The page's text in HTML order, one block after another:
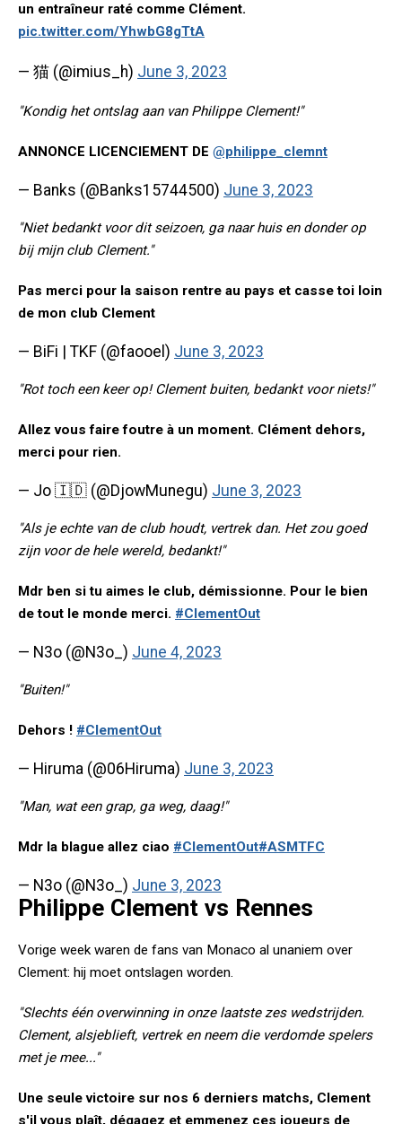
un entraîneur raté comme Clément.
pic.twitter.com/YhwbG8gTtA
— ‏猫 (@imius_h) June 3, 2023
"Kondig het ontslag aan van Philippe Clement!"
ANNONCE LICENCIEMENT DE @philippe_clemnt
— Banks (@Banks15744500) June 3, 2023
"Niet bedankt voor dit seizoen, ga naar huis en donder op
bij mijn club Clement."
Pas merci pour la saison rentre au pays et casse toi loin
de mon club Clement
— BiFi | TKF (@faooel) June 3, 2023
"Rot toch een keer op! Clement buiten, bedankt voor niets!"
Allez vous faire foutre à un moment. Clément dehors,
merci pour rien.
— Jo 🇮🇩 (@DjowMunegu) June 3, 2023
"Als je echte van de club houdt, vertrek dan. Het zou goed
zijn voor de hele wereld, bedankt!"
Mdr ben si tu aimes le club, démissionne. Pour le bien
de tout le monde merci. #ClementOut
— N3o (@N3o_) June 4, 2023
"Buiten!"
Dehors ! #ClementOut
— Hiruma (@06Hiruma) June 3, 2023
"Man, wat een grap, ga weg, daag!"
Mdr la blague allez ciao #ClementOut#ASMTFC
— N3o (@N3o_) June 3, 2023
Philippe Clement vs Rennes
Vorige week waren de fans van Monaco al unaniem over
Clement: hij moet ontslagen worden.
"Slechts één overwinning in onze laatste zes wedstrijden.
Clement, alsjeblieft, vertrek en neem die verdomde spelers
met je mee..."
Une seule victoire sur nos 6 derniers matchs, Clement
s'il vous plaît, dégagez et emmenez ces joueurs de